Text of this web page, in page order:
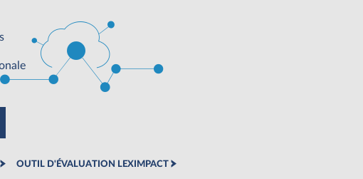
OUTIL D'ÉVALUATION LEXIMPACT